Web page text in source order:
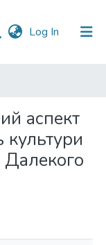
Log In (current)
аспект
культури
Далекого